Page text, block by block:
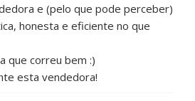
e (pelo que pode perceber)
honesta e eficiente no que
que correu bem :)
esta vendedora!